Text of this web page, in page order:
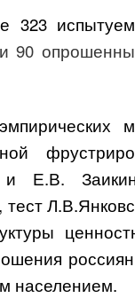
323
и 90
Е.В.
населением.